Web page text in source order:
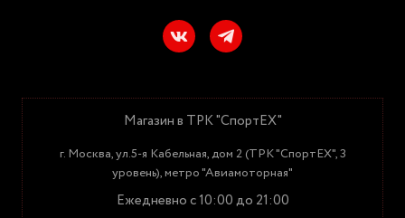
Магазин в ТРК "СпортЕХ"
г. Москва, ул.5-я Кабельная, дом 2 (ТРК "СпортЕХ", 3
уровень), метро "Авиамоторная"
Ежедневно с 10:00 до 21:00